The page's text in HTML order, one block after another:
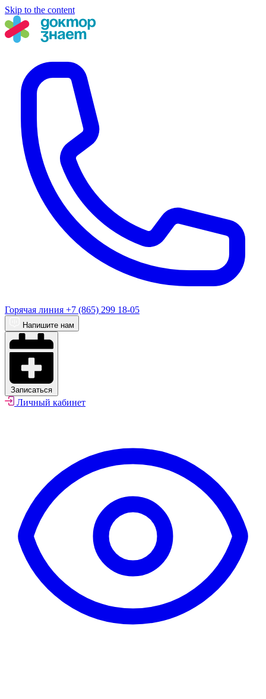
Skip to the content
Горячая линия +7 (865) 299 18-05
Напишите нам
Записаться
Личный кабинет